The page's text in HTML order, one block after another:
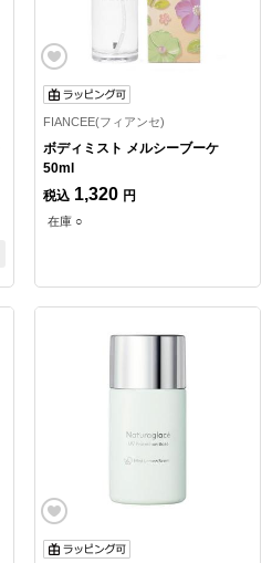
FIANCEE(フィアンセ)
ボディミスト メルシーブーケ
50ml
税込 1,320 円
在庫 ○